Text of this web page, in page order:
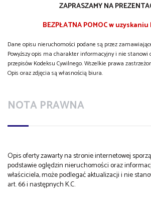
ZAPRASZAMY NA
BEZPŁATNA POMOC w
Dane opisu nieruchomości podane są przez
Powyższy opis ma charakter informacyjny i nie
przepisów Kodeksu Cywilnego. Wszelkie prawa
Opis oraz zdjęcia są własnością biura.
NOTA PRAWNA
Opis oferty zawarty na stronie internetowej
podstawie oględzin nieruchomości oraz
właściciela, może podlegać aktualizacji i nie
art. 66 i następnych K.C.